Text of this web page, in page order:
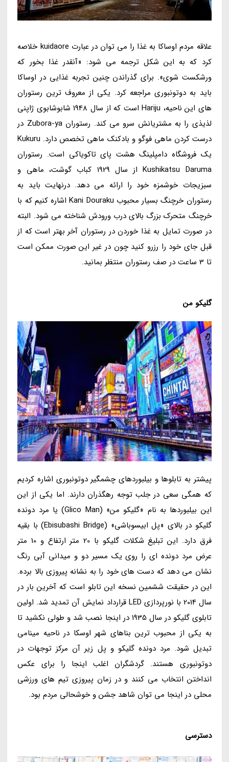
علاقه مردم اوساکا به غذا را می توان در عبارت kuidaore خلاصه
کرد که به این شکل ترجمه می شود: «آنقدر غذا بخور که
ورشکست شوی». برای گذراندن چنین تجربه غذایی در اوساکا
باید به دوتونبوری مراجعه کرد. یکی از معروف ترین رستوران
های این ناحیه، Hariju است که از سال 1948 شابوشابوی ژاپنی
لذیذی را به مشتریانش سرو می کند. رستوران Zubora-ya در
درست کردن ماهی فوگو و بادکنک ماهی تخصص دارد. Kukuru
یک فروشگاه دامپلینگ هشت پای تاکویاکی است. رستوران
Kushikatsu Daruma از سال 1929 کباب گوشت، ماهی و
سبزیجات خوشمزه خود را ارائه می دهد. درنهایت باید به
رستوران خرچنگ بسیار محبوب Kani Douraku اشاره کنیم که با
خرچنگ متحرک بزرگ بالای درب ورودش شناخته می شود. البته
در صورت تمایل به غذا خوردن در رستوران آخر بهتر است که از
قبل جای خود را رزرو کنید چون در غیر این صورت ممکن است
تا 3 ساعت در صف رستوران منتظر بمانید.
گلیکو من
پیشتر به تابلوها و بیلبوردهای چشمگیر دوتونبوری اشاره کردیم
که همگی سعی در جلب توجه رهگذران دارند. اما یکی از این
این بیلبوردها به نام «گلیکو من» (Glico Man) یا مرد دونده
گلیکو در بالای «پل ابیسوباشی» (Ebisubashi Bridge) با بقیه
فرق دارد. این تبلیغ شکلات گلیکو با 20 متر ارتفاع و 10 متر
عرض مرد دونده ای را روی یک مسیر دو و میدانی آبی رنگ
نشان می دهد که دست های خود را به نشانه پیروزی بالا برده.
این در حقیقت ششمین نسخه این تابلو است که آخرین بار در
سال 2014 با نورپردازی LED قرارداد نمایش آن تمدید شد. اولین
تابلوی گلیکو در سال 1935 در اینجا نصب شد و طولی نکشید تا
به یکی از محبوب ترین بناهای شهر اوسکا در ناحیه مینامی
تبدیل شود. مرد دونده گلیکو و پل زیر آن مرکز توجهات در
دوتونبوری هستند. گردشگران اغلب اینجا را برای عکس
انداختن انتخاب می کنند و در زمان پیروزی تیم های ورزشی
محلی در اینجا می توان شاهد جشن و خوشحالی مردم بود.
دسترسی